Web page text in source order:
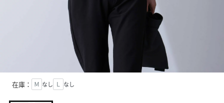
在庫： Ｍ なし Ｌ なし